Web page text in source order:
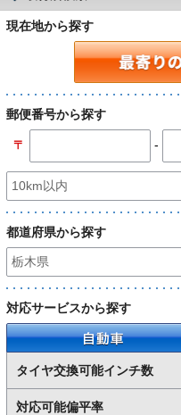
現在地から探す
郵便番号から探す
〒 -
都道府県から探す
対応サービスから探す
自動車
タイヤ交換可能インチ数
対応可能偏平率